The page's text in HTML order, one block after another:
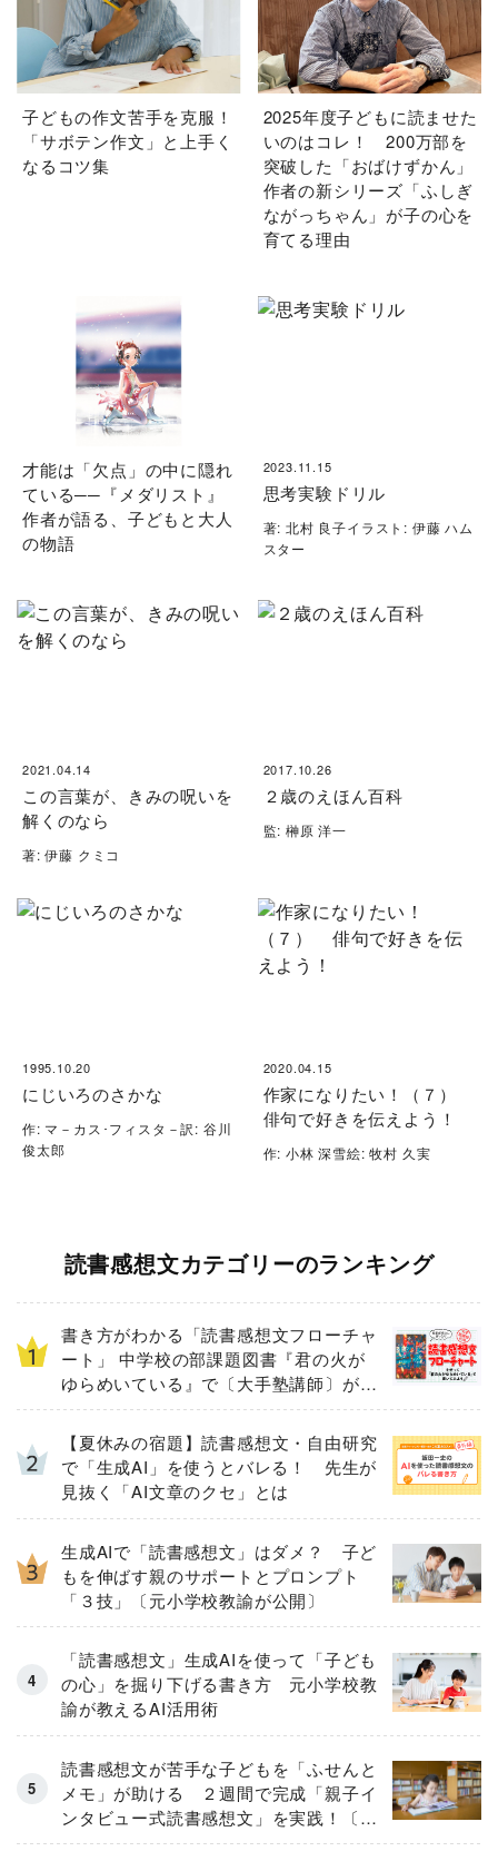
子どもの作文苦手を克服！
「サボテン作文」と上手く
なるコツ集
2025年度子どもに読ませた
いのはコレ！ 200万部を
突破した「おばけずかん」
作者の新シリーズ「ふしぎ
ながっちゃん」が子の心を
育てる理由
才能は「欠点」の中に隠れ
ている──『メダリスト』
作者が語る、子どもと大人
の物語
2023.11.15
思考実験ドリル
著: 北村 良子イラスト: 伊藤 ハム
スター
2021.04.14
この言葉が、きみの呪いを
解くのなら
著: 伊藤 クミコ
2017.10.26
２歳のえほん百科
監: 榊原 洋一
1995.10.20
にじいろのさかな
作: マ－カス･フィスタ－訳: 谷川
俊太郎
2020.04.15
作家になりたい！（７）
俳句で好きを伝えよう！
作: 小林 深雪絵: 牧村 久実
読書感想文カテゴリーのランキング
書き方がわかる「読書感想文フローチャ
ート」 中学校の部課題図書『君の火が
ゆらめいている』で〔大手塾講師〕が実
演！
【夏休みの宿題】読書感想文・自由研究
で「生成AI」を使うとバレる！ 先生が
見抜く「AI文章のクセ」とは
生成AIで「読書感想文」はダメ？ 子ど
もを伸ばす親のサポートとプロンプト
「３技」〔元小学校教諭が公開〕
「読書感想文」生成AIを使って「子ども
の心」を掘り下げる書き方 元小学校教
諭が教えるAI活用術
読書感想文が苦手な子どもを「ふせんと
メモ」が助ける ２週間で完成「親子イ
ンタビュー式読書感想文」を実践！〔文
章力養成講座の専門家〕が伝授